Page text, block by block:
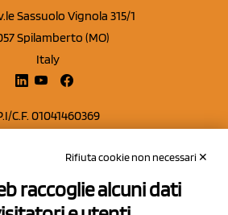
Sassuolo Vignola 315/1
Spilamberto (MO)
Italy
C.F. 01041460369
sociale Euro 50.000,00 i.v.
Contatti
Rifiuta cookie non necessari ✕
raccoglie alcuni dati